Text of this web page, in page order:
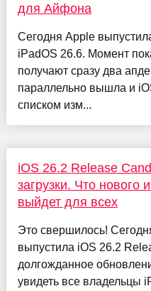
для Айфона
Сегодня Apple
iPadOS 26.6. Момент
получают сразу два
параллельно вышла и
списком изм...
iOS 26.2 Release
загрузки. Что нового
выйдет для всех
Это свершилось!
выпустила iOS 26.2
долгожданное
увидеть все владельцы